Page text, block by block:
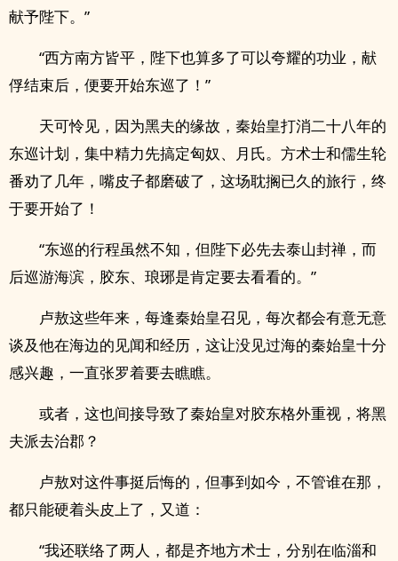
献予陛下。”
“西方南方皆平，陛下也算多了可以夸耀的功业，献
俘结束后，便要开始东巡了！”
天可怜见，因为黑夫的缘故，秦始皇打消二十八年的
东巡计划，集中精力先搞定匈奴、月氏。方术士和儒生轮
番劝了几年，嘴皮子都磨破了，这场耽搁已久的旅行，终
于要开始了！
“东巡的行程虽然不知，但陛下必先去泰山封禅，而
后巡游海滨，胶东、琅琊是肯定要去看看的。”
卢敖这些年来，每逢秦始皇召见，每次都会有意无意
谈及他在海边的见闻和经历，这让没见过海的秦始皇十分
感兴趣，一直张罗着要去瞧瞧。
或者，这也间接导致了秦始皇对胶东格外重视，将黑
夫派去治郡？
卢敖对这件事挺后悔的，但事到如今，不管谁在那，
都只能硬着头皮上了，又道：
“我还联络了两人，都是齐地方术士，分别在临淄和